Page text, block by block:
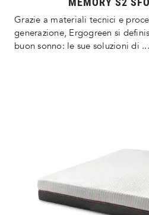
Grazie a materiali tecnici e
generazione, Ergogreen si
buon sonno: le sue soluzioni di ...